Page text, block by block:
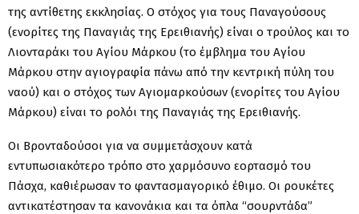
της αντίθετης εκκλησίας. Ο στόχος για τους Παναγούσους
(ενορίτες της Παναγιάς της Ερειθιανής) είναι ο τρούλος και το
Λιονταράκι του Αγίου Μάρκου (το έμβλημα του Αγίου
Μάρκου στην αγιογραφία πάνω από την κεντρική πύλη του
ναού) και ο στόχος των Αγιομαρκούσων (ενορίτες του Αγίου
Μάρκου) είναι το ρολόι της Παναγιάς της Ερειθιανής.
Οι Βρονταδούσοι για να συμμετάσχουν κατά
εντυπωσιακότερο τρόπο στο χαρμόσυνο εορτασμό του
Πάσχα, καθιέρωσαν το φαντασμαγορικό έθιμο. Οι ρουκέτες
αντικατέστησαν τα κανονάκια και τα όπλα “σουρντάδα”